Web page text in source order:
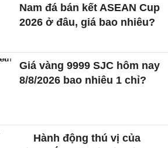
Nam đá bán kết ASEAN Cup
2026 ở đâu, giá bao nhiêu?
Giá vàng 9999 SJC hôm nay
8/8/2026 bao nhiêu 1 chỉ?
Hành động thú vị của